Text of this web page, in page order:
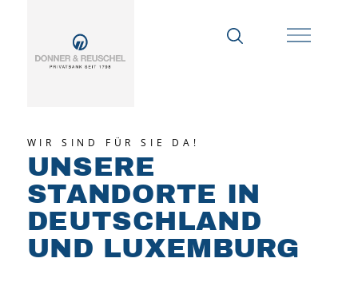
WIR SIND FÜR SIE DA!
UNSERE
STANDORTE IN
DEUTSCHLAND
UND LUXEMBURG